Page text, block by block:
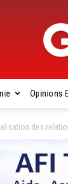
Opinions
des